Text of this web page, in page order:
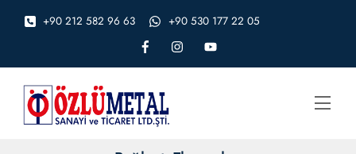
+90 212 582 96 63 +90 530 177 22 05